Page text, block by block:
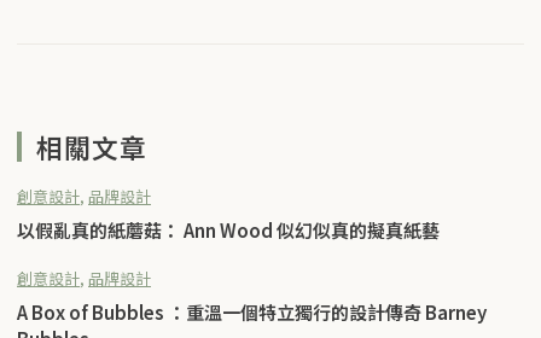
相關文章
創意設計, 品牌設計
以假亂真的紙蘑菇： Ann Wood 似幻似真的擬真紙藝
創意設計, 品牌設計
A Box of Bubbles ：重溫一個特立獨行的設計傳奇 Barney